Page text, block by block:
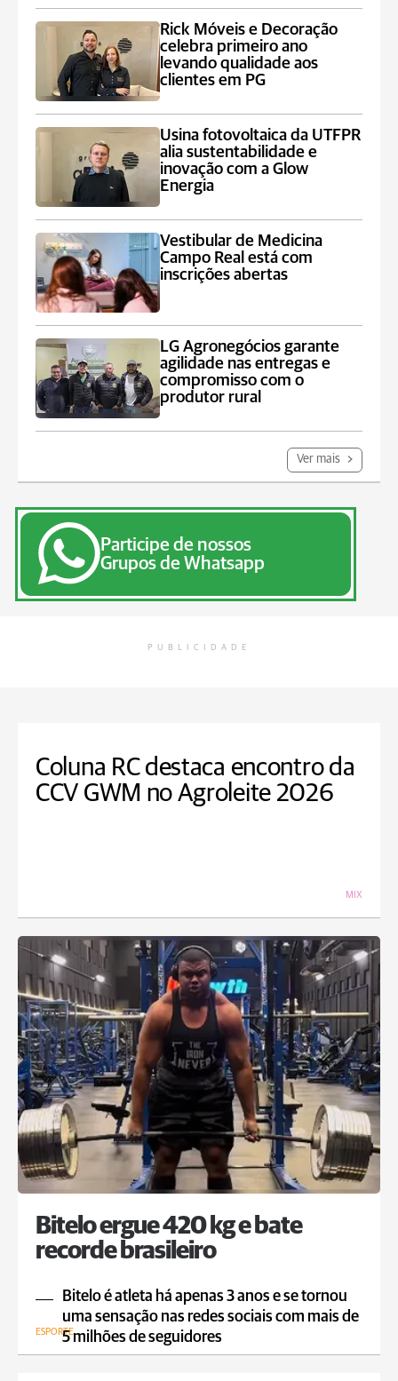
Rick Móveis e Decoração
celebra primeiro ano
levando qualidade aos
clientes em PG
Usina fotovoltaica da UTFPR
alia sustentabilidade e
inovação com a Glow
Energia
Vestibular de Medicina
Campo Real está com
inscrições abertas
LG Agronegócios garante
agilidade nas entregas e
compromisso com o
produtor rural
Ver mais
Participe de nossos
Grupos de Whatsapp
PUBLICIDADE
Coluna RC destaca encontro da
CCV GWM no Agroleite 2026
MIX
Bitelo ergue 420 kg e bate
recorde brasileiro
Bitelo é atleta há apenas 3 anos e se tornou
uma sensação nas redes sociais com mais de
5 milhões de seguidores
ESPORTE